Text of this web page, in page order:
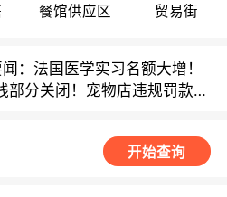
餐馆供应区 贸易街
部分关闭！宠物店违规罚款出
开始查询